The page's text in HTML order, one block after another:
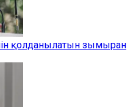
қолданылатын зымыран